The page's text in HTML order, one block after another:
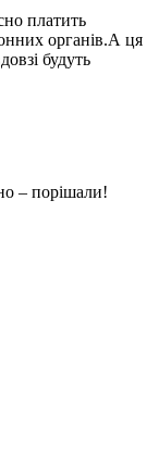
платить
органів.А ця
будуть
– порішали!